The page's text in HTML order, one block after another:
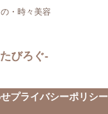
・時々美容
びろぐ-
プライバシーポリシー